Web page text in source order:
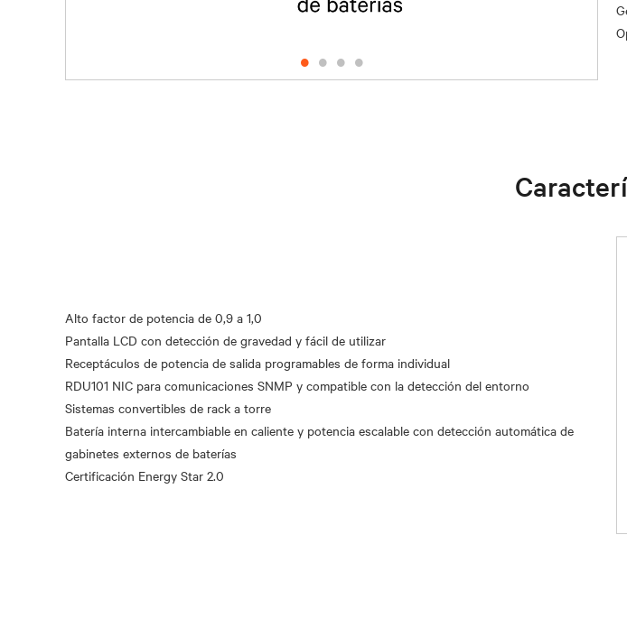
Alto factor de potencia de 0,9 a 1,0
Pantalla LCD con detección de gravedad y fácil de utilizar
Receptáculos de potencia de salida programables de forma individual
RDU101 NIC para comunicaciones SNMP y compatible con la detección del entorno
Sistemas convertibles de rack a torre
Batería interna intercambiable en caliente y potencia escalable con detección automática de
gabinetes externos de baterías